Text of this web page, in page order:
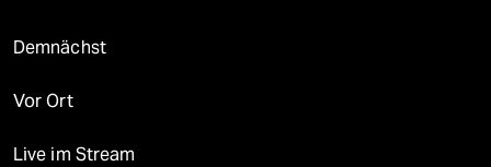
Demnächst
Vor Ort
Live im Stream